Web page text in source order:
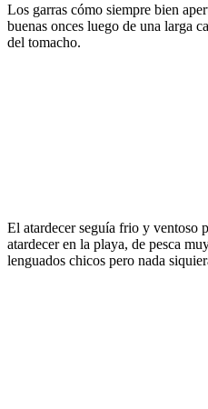
Los garras cómo siempre bien
buenas onces luego de una larga
del tomacho.
El atardecer seguía frio y ventoso
atardecer en la playa, de pesca
lenguados chicos pero nada